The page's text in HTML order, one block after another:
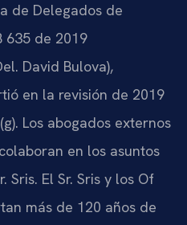
de Delegados de
635 de 2019
David Bulova),
en la revisión de 2019
Los abogados externos
en los asuntos
Sris. El Sr. Sris y los Of
más de 120 años de